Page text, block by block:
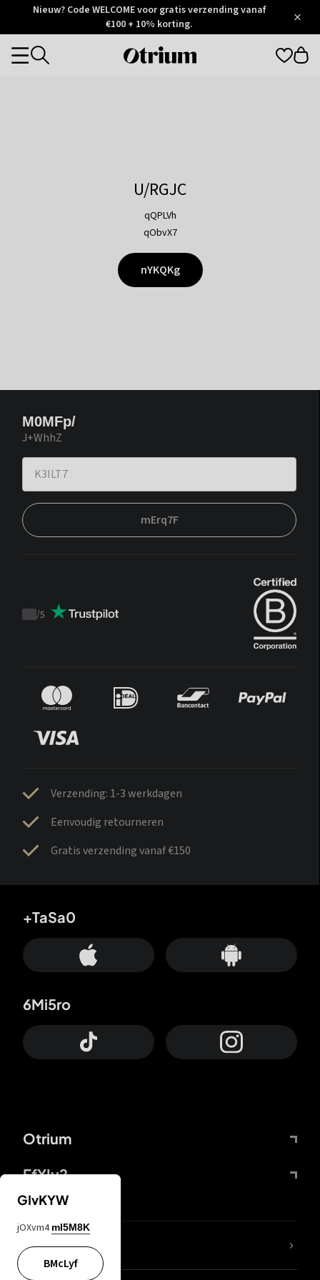
Otrium
Trustpilot
Nieuw? Code WELCOME voor gratis verzending vanaf
€100 + 10% korting.
Otrium
Categories
U/RGJC
qQPLVh
qObvX7
nYKQKg
M0MFp/
J+WhhZ
mErq7F
Trustpilot
/5
Verzending: 1-3 werkdagen
Eenvoudig retourneren
Gratis verzending vanaf €150
Otrium
FfYIy2
+TaSa0
6Mi5ro
ZbBJcb
GIvKYW
jOXvm4 mI5M8K
BMcLyf